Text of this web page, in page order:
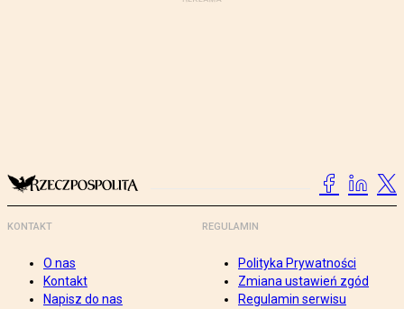
KONTAKT
O nas
Kontakt
Napisz do nas
REGULAMIN
Polityka Prywatności
Zmiana ustawień zgód
Regulamin serwisu